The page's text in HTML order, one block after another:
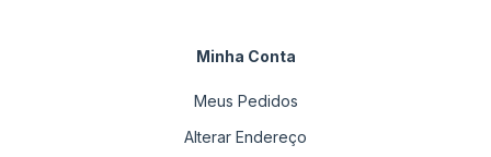
Minha Conta
Meus Pedidos
Alterar Endereço